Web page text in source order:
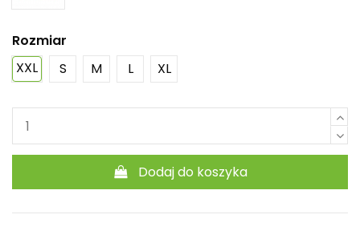
Rozmiar
XXL
S M L XL
Dodaj do koszyka